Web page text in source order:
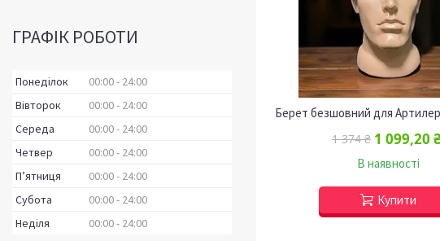
Берет безшовний для
1 374 ₴ 1 099,20
В наявності
Купити
ГРАФІК РОБОТИ
Понеділок 00:00
24:00
Вівторок
00:00
24:00
Середа
00:00
24:00
Четвер
00:00
24:00
Пʼятниця
00:00
24:00
Субота
00:00
24:00
Неділя
00:00 24:00